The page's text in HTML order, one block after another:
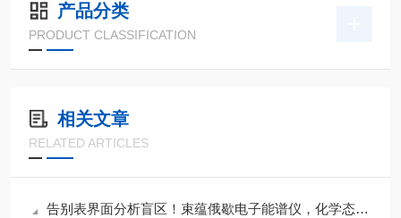
产品分类
PRODUCT CLASSIFICATION
相关文章
RELATED ARTICLES
告别表界面分析盲区！束蕴俄歇电子能谱仪，化学态+深度分布一键搞定